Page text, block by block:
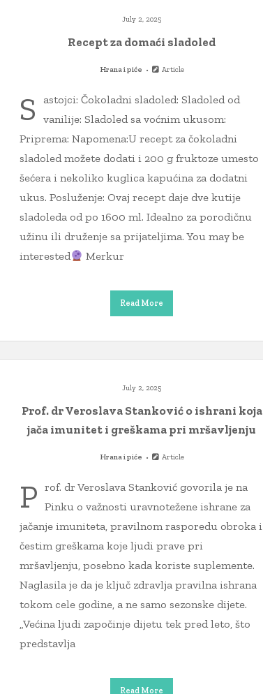
July 2, 2025
Recept za domaći sladoled
Hrana i piće Article
S
astojci: Čokoladni sladoled: Sladoled od
vanilije: Sladoled sa voćnim ukusom:
Priprema: Napomena:U recept za čokoladni
sladoled možete dodati i 200 g fruktoze umesto
šećera i nekoliko kuglica kapućina za dodatni
ukus. Posluženje: Ovaj recept daje dve kutije
sladoleda od po 1600 ml. Idealno za porodičnu
užinu ili druženje sa prijateljima. You may be
interested
Merkur
Read More
July 2, 2025
Prof. dr Veroslava Stanković o ishrani koja
jača imunitet i greškama pri mršavljenju
Hrana i piće Article
P rof. dr Veroslava Stanković govorila je na
Pinku o važnosti uravnotežene ishrane za
jačanje imuniteta, pravilnom rasporedu obroka i
čestim greškama koje ljudi prave pri
mršavljenju, posebno kada koriste suplemente.
Naglasila je da je ključ zdravlja pravilna ishrana
tokom cele godine, a ne samo sezonske dijete.
„Većina ljudi započinje dijetu tek pred leto, što
predstavlja
Read More